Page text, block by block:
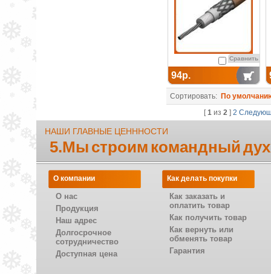
Сравнить
94р.
Сортировать: По
[1из 2] 2
НАШИ ГЛАВНЫЕ ЦЕНННОСТИ
5.Мы строим командный
О компании
О нас
Продукция
Наш адрес
Долгосрочное
сотрудничество
Доступная цена
Как делать покупки
Как заказать и
оплатить товар
Как получить товар
Как вернуть или
обменять товар
Гарантия